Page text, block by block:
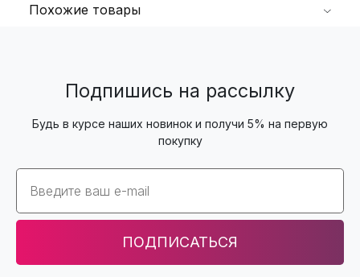
Похожие товары
Подпишись на рассылку
Будь в курсе наших новинок и получи 5% на первую
покупку
Email
ПОДПИСАТЬСЯ